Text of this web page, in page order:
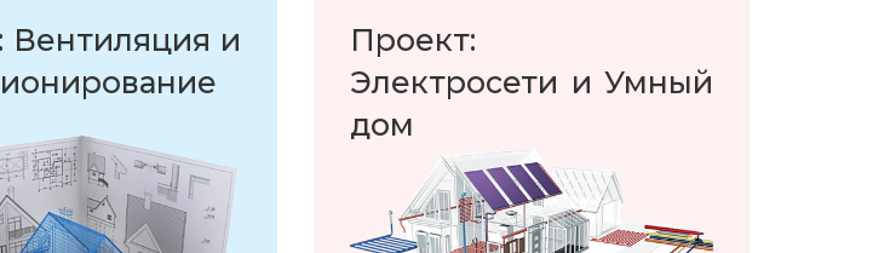
Вентиляция и
Проект:
Электросети и Умный
дом